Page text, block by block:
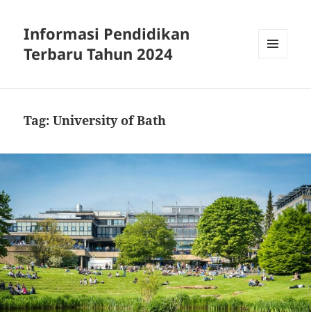
Informasi Pendidikan
Terbaru Tahun 2024
Tag:University of Bath